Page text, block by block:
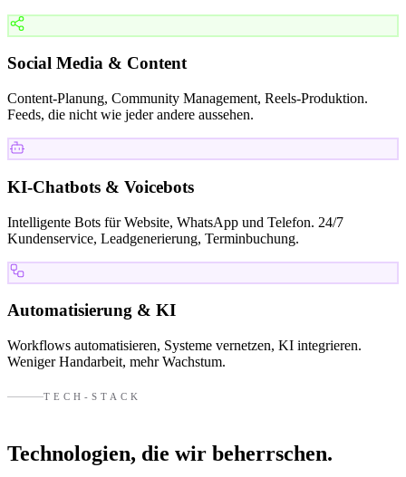
Social Media & Content
Content-Planung, Community Management, Reels-Produktion.
Feeds, die nicht wie jeder andere aussehen.
KI-Chatbots & Voicebots
Intelligente Bots für Website, WhatsApp und Telefon. 24/7
Kundenservice, Leadgenerierung, Terminbuchung.
Automatisierung & KI
Workflows automatisieren, Systeme vernetzen, KI integrieren.
Weniger Handarbeit, mehr Wachstum.
TECH-STACK
Technologien, die wir beherrschen.